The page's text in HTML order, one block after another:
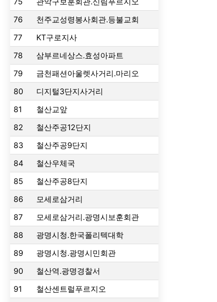
76
천주교성령봉사회관.등불교회
77
KT구로지사
78
삼부르네상스.효성아파트
79
금천패션아울렛사거리.마리오
80
디지털3단지사거리
81
철산교앞
82
철산주공12단지
83
철산주공9단지
84
철산우체국
85
철산주공8단지
86
모세로삼거리
87
모세로삼거리.광명시보훈회관
88
광명시청.한국폴리텍대학
89
광명시청.광명시민회관
90
철산역.광명경찰서
91
철산센트럴푸르지오